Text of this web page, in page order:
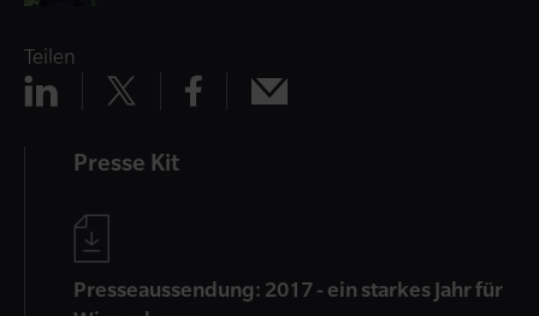
Teilen
Teilen
linkedin
TeilenTeilen
facebook
Presse Kit
Presseaussendung: 2017 - ein starkes Jahr für